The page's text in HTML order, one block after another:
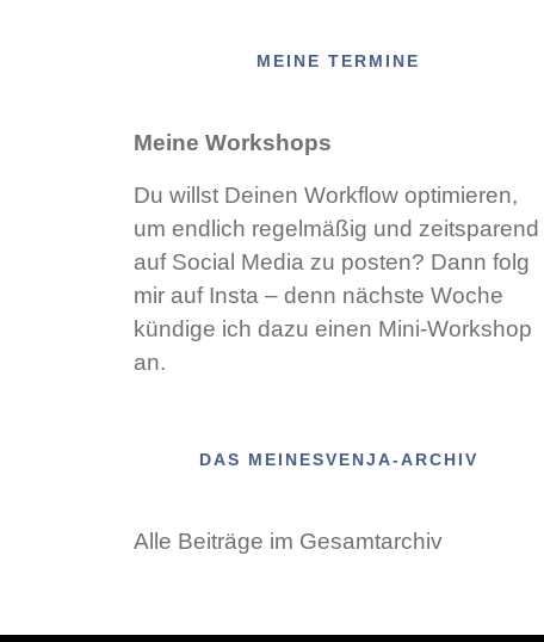
MEINE TERMINE
Meine Workshops
Du willst Deinen Workflow optimieren,
um endlich regelmäßig und zeitsparend
auf Social Media zu posten? Dann folg
mir auf Insta – denn nächste Woche
kündige ich dazu einen Mini-Workshop
an.
DAS MEINESVENJA-ARCHIV
Alle Beiträge im Gesamtarchiv